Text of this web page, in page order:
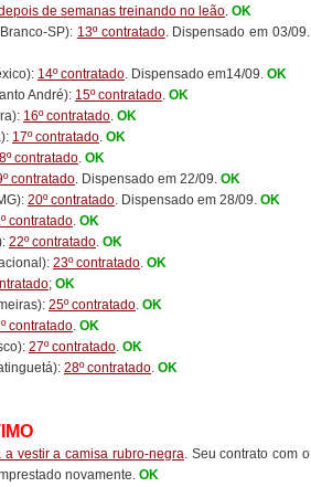
de semanas treinando no leão. OK
SP): 13º contratado. Dispensado em 03/09.
14º contratado. Dispensado em14/09. OK
André): 15º contratado. OK
16º contratado. OK
17º contratado. OK
contratado. OK
contratado. Dispensado em 22/09. OK
20º contratado. Dispensado em 28/09. OK
contratado. OK
22º contratado. OK
23º contratado. OK
; OK
25º contratado. OK
contratado. OK
27º contratado. OK
28º contratado. OK
a vestir a camisa rubro-negra. Seu contrato com o
novamente. OK